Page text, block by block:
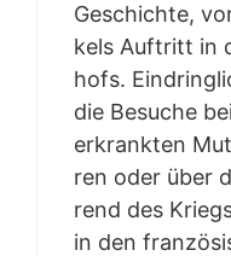
Geschich­te,
kels Auf­tritt in
hofs.
die Besu­che
erkrank­ten
ren oder über
rend des
in den